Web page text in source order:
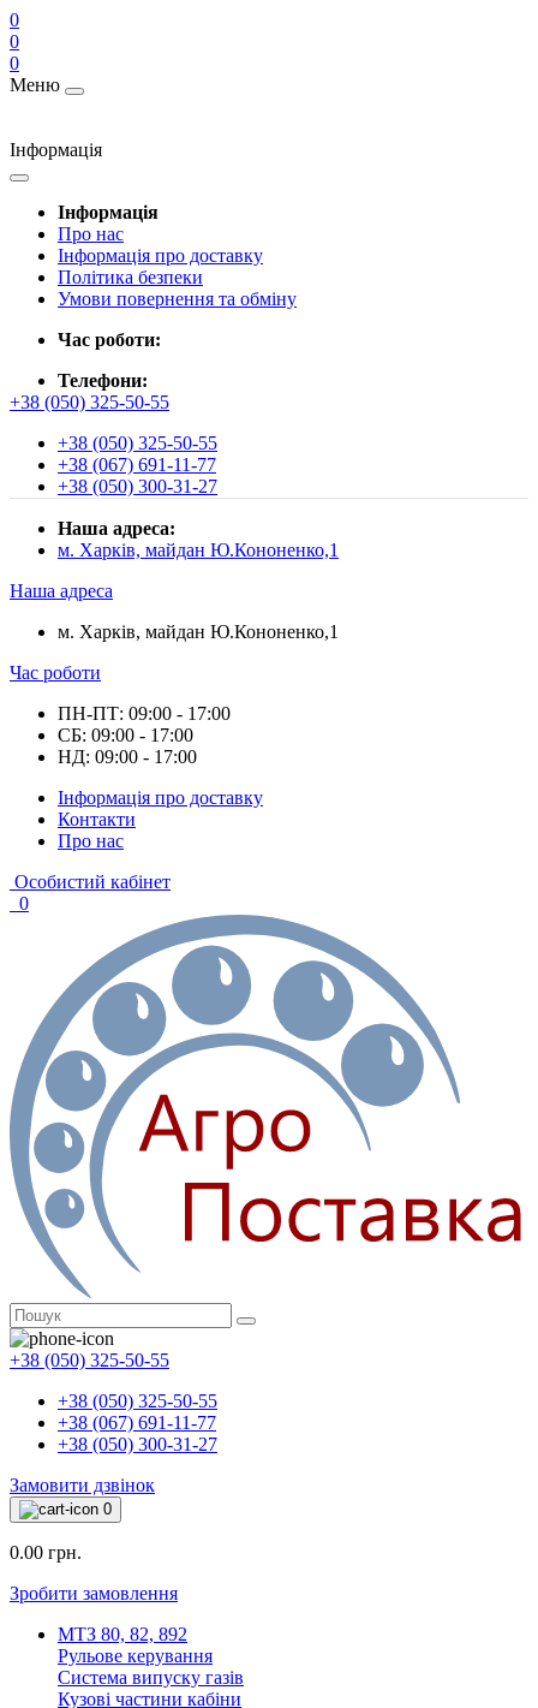
0
0
0
Меню
Інформація
Інформація
Про нас
Інформація про доставку
Політика безпеки
Умови повернення та обміну
Час роботи:
Телефони:
+38 (050) 325-50-55
+38 (050) 325-50-55
+38 (067) 691-11-77
+38 (050) 300-31-27
Наша адреса:
м. Харків, майдан Ю.Кононенко,1
Наша адреса
м. Харків, майдан Ю.Кононенко,1
Час роботи
ПН-ПТ: 09:00 - 17:00
СБ: 09:00 - 17:00
НД: 09:00 - 17:00
Інформація про доставку
Контакти
Про нас
Особистий кабінет
0
+38 (050) 325-50-55
+38 (050) 325-50-55
+38 (067) 691-11-77
+38 (050) 300-31-27
Замовити дзвінок
0
0.00 грн.
Зробити замовлення
МТЗ 80, 82, 892
Рульове керування
Система випуску газів
Кузові частини кабіни